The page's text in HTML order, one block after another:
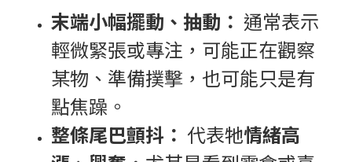
末端小幅擺動、抽動： 通常表示
輕微緊張或專注，可能正在觀察
某物、準備撲擊，也可能只是有
點焦躁。
整條尾巴顫抖： 代表牠情緒高